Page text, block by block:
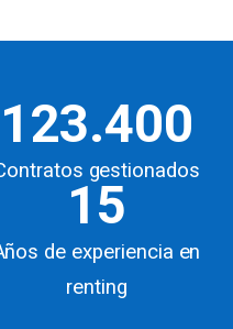
123.400
gestionados
15
de experiencia en
renting